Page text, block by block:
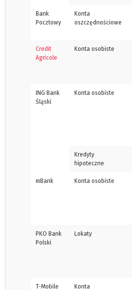
Bank
Pocztowy
Konta
oszczędnościowe
Credit
Agricole
Konta osobiste
ING Bank
Śląski
Konta osobiste
Kredyty
hipoteczne
mBank Konta osobiste
PKO Bank
Polski
Lokaty
T-Mobile Konta